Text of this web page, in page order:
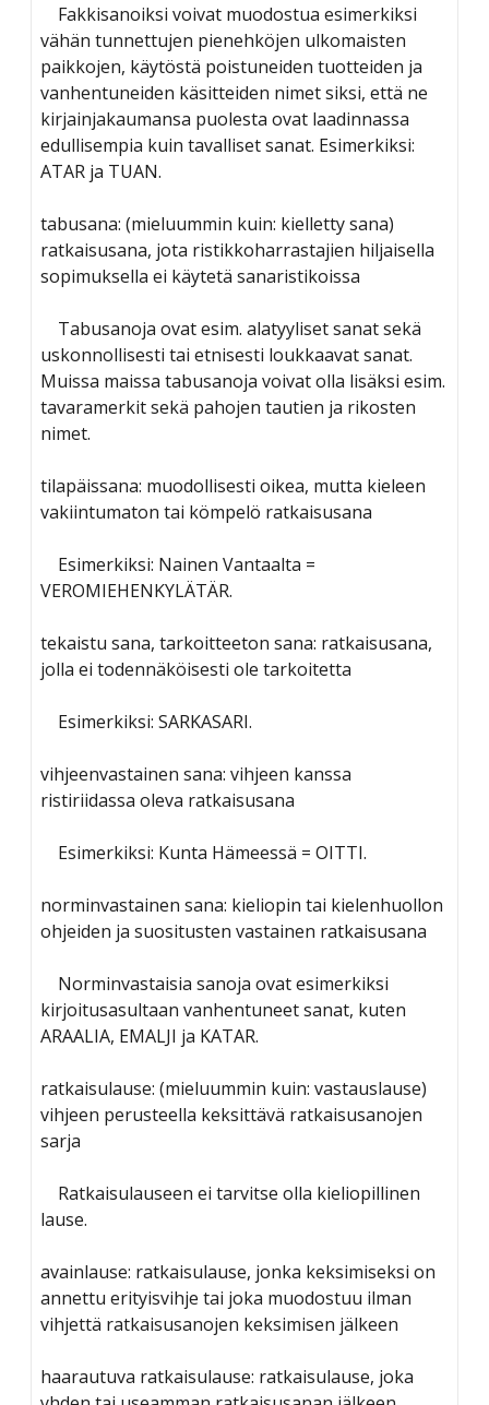
Fakkisanoiksi voivat muodostua esimerkiksi
vähän tunnettujen pienehköjen ulkomaisten
paikkojen, käytöstä poistuneiden tuotteiden ja
vanhentuneiden käsitteiden nimet siksi, että ne
kirjainjakaumansa puolesta ovat laadinnassa
edullisempia kuin tavalliset sanat. Esimerkiksi:
ATAR ja TUAN.
tabusana: (mieluummin kuin: kielletty sana)
ratkaisusana, jota ristikkoharrastajien hiljaisella
sopimuksella ei käytetä sanaristikoissa
Tabusanoja ovat esim. alatyyliset sanat sekä
uskonnollisesti tai etnisesti loukkaavat sanat.
Muissa maissa tabusanoja voivat olla lisäksi esim.
tavaramerkit sekä pahojen tautien ja rikosten
nimet.
tilapäissana: muodollisesti oikea, mutta kieleen
vakiintumaton tai kömpelö ratkaisusana
Esimerkiksi: Nainen Vantaalta =
VEROMIEHENKYLÄTÄR.
tekaistu sana, tarkoitteeton sana: ratkaisusana,
jolla ei todennäköisesti ole tarkoitetta
Esimerkiksi: SARKASARI.
vihjeenvastainen sana: vihjeen kanssa
ristiriidassa oleva ratkaisusana
Esimerkiksi: Kunta Hämeessä = OITTI.
norminvastainen sana: kieliopin tai kielenhuollon
ohjeiden ja suositusten vastainen ratkaisusana
Norminvastaisia sanoja ovat esimerkiksi
kirjoitusasultaan vanhentuneet sanat, kuten
ARAALIA, EMALJI ja KATAR.
ratkaisulause: (mieluummin kuin: vastauslause)
vihjeen perusteella keksittävä ratkaisusanojen
sarja
Ratkaisulauseen ei tarvitse olla kieliopillinen
lause.
avainlause: ratkaisulause, jonka keksimiseksi on
annettu erityisvihje tai joka muodostuu ilman
vihjettä ratkaisusanojen keksimisen jälkeen
haarautuva ratkaisulause: ratkaisulause, joka